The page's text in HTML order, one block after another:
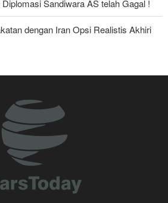
Sandiwara AS telah Gagal !
dengan Iran Opsi Realistis Akhiri
Pencabutan Izin Penggunaan Pangkalan
Iran
Tidak Lagi Seefektif Dulu?